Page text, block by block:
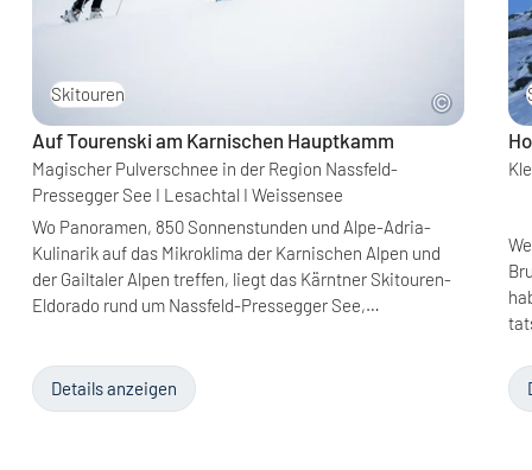
Skitouren
Auf Tourenski am Karnischen Hauptkamm
Magischer Pulverschnee in der Region Nassfeld-
Pressegger See I Lesachtal I Weissensee
Wo Panoramen, 850 Sonnenstunden und Alpe-Adria-
Kulinarik auf das Mikroklima der Karnischen Alpen und
der Gailtaler Alpen treffen, liegt das Kärntner Skitouren-
Eldorado rund um Nassfeld-Pressegger See,…
Details anzeigen